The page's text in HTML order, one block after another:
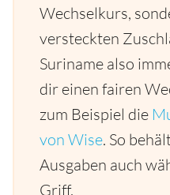
Wechselkurs,
versteckten
Suriname also
dir einen fairen
zum Beispiel die
von Wise. So
Ausgaben auch
Griff.